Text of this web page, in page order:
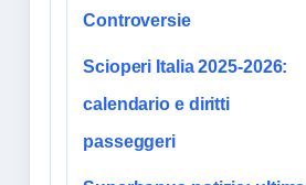
Controversie
Scioperi Italia 2025-2026:
calendario e diritti
passeggeri